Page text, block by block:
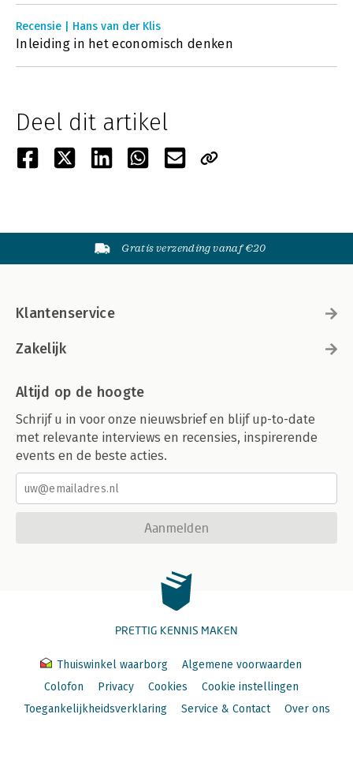
Recensie | Hans van der Klis
Inleiding in het economisch denken
Deel dit artikel
Gratis verzending vanaf €20
Klantenservice
Zakelijk
Altijd op de hoogte
Schrijf u in voor onze nieuwsbrief en blijf up-to-date
met relevante interviews en recensies, inspirerende
events en de beste acties.
Aanmelden
PRETTIG KENNIS MAKEN
Thuiswinkel waarborg
Algemene voorwaarden
Colofon
Privacy Cookies
Cookie instellingen
Toegankelijkheidsverklaring
Service & Contact Over ons